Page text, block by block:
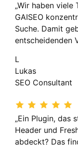
„Wir haben
GAISEO
Suche. Damit
entscheidenden
L
Lukas
SEO Consultant
„Ein Plugin, das
Header und
abdeckt? Das